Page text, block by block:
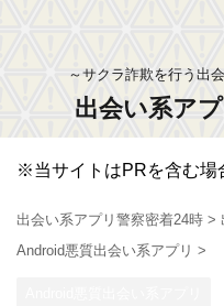
～サクラ詐欺を行う出
出会い系ア
※当サイトはPRを含む場
出会い系アプリ警察密着24時 >
Android悪質出会い系アプリ >